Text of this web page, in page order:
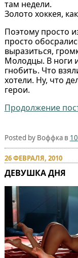
там недели.
Золото хоккея,
Поэтому просто
просто
выразиться,
Молодцы. В ноги
гнобить. Что
хотели. Ну, что
герои.
Продолжение
Posted by Воффка в
26 ФЕВРАЛЯ, 2010
ДЕВУШКА ДНЯ